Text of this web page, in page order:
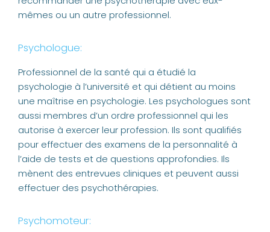
mêmes ou un autre professionnel.
Psychologue:
Professionnel de la santé qui a étudié la
psychologie à l’université et qui détient au moins
une maîtrise en psychologie. Les psychologues sont
aussi membres d’un ordre professionnel qui les
autorise à exercer leur profession. Ils sont qualifiés
pour effectuer des examens de la personnalité à
l’aide de tests et de questions approfondies. Ils
mènent des entrevues cliniques et peuvent aussi
effectuer des psychothérapies.
Psychomoteur: